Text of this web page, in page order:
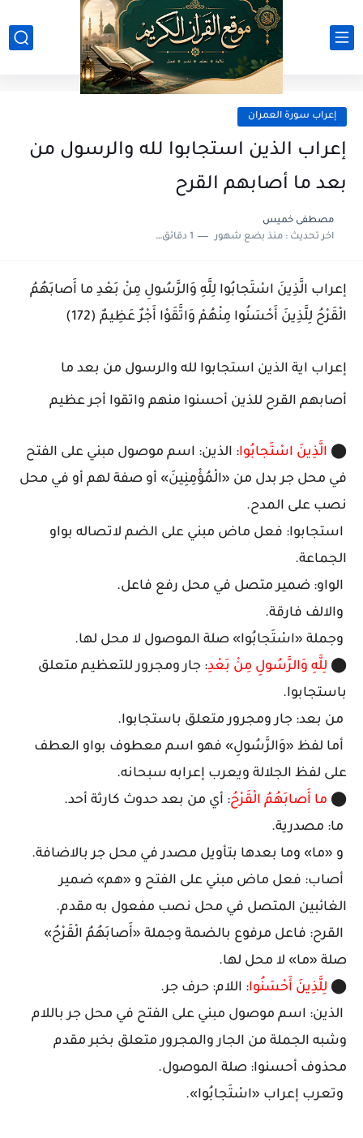
إعراب سورة العمران
إعراب الذين استجابوا لله والرسول من
بعد ما أصابهم القرح
مصطفى خميس
اخر تحديث :منذ بضع شهور 1 دقائق للقراءة
إعراب الَّذِينَ اسْتَجابُوا لِلَّهِ وَالرَّسُولِ مِنْ بَعْدِ ما أَصابَهُمُ
الْقَرْحُ لِلَّذِينَ أَحْسَنُوا مِنْهُمْ وَاتَّقَوْا أَجْرٌ عَظِيمٌ (172)
إعراب اية الذين استجابوا لله والرسول من بعد ما
أصابهم القرح للذين أحسنوا منهم واتقوا أجر عظيم
⬤ الَّذِينَ اسْتَجابُوا: الذين: اسم موصول مبني على الفتح
في محل جر بدل من «الْمُؤْمِنِينَ» أو صفة لهم أو في محل
نصب على المدح.
استجابوا: فعل ماض مبني على الضم لاتصاله بواو
الجماعة.
الواو: ضمير متصل في محل رفع فاعل.
والالف فارقة.
وجملة «اسْتَجابُوا» صلة الموصول لا محل لها.
⬤ لِلَّهِ وَالرَّسُولِ مِنْ بَعْدِ: جار ومجرور للتعظيم متعلق
باستجابوا.
من بعد: جار ومجرور متعلق باستجابوا.
أما لفظ «وَالرَّسُولِ» فهو اسم معطوف بواو العطف
على لفظ الجلالة ويعرب إعرابه سبحانه.
⬤ ما أَصابَهُمُ الْقَرْحُ: أي من بعد حدوث كارثة أحد.
ما: مصدرية.
و «ما» وما بعدها بتأويل مصدر في محل جر بالاضافة.
أصاب: فعل ماض مبني على الفتح و «هم» ضمير
الغائبين المتصل في محل نصب مفعول به مقدم.
القرح: فاعل مرفوع بالضمة وجملة «أَصابَهُمُ الْقَرْحُ»
صلة «ما» لا محل لها.
⬤ لِلَّذِينَ أَحْسَنُوا: اللام: حرف جر.
الذين: اسم موصول مبني على الفتح في محل جر باللام
وشبه الجملة من الجار والمجرور متعلق بخبر مقدم
محذوف أحسنوا: صلة الموصول.
وتعرب إعراب «اسْتَجابُوا».